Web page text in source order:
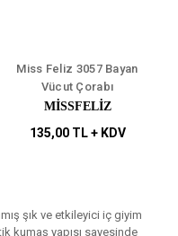
Miss Feliz 3057 Bayan
Vücut Çorabı
MİSSFELİZ
135,00 TL + KDV
şık ve etkileyici iç giyim
kumaş yapısı sayesinde